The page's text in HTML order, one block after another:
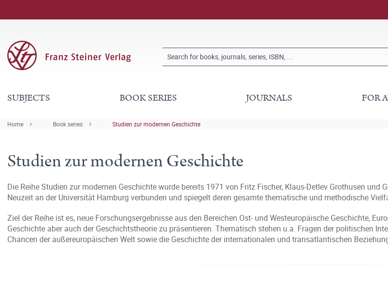
SUBJECTS BOOK SERIES JOURNALS FOR
Home Book series Studien zur modernen Geschichte
Studien zur modernen Geschichte
Die Reihe Studien zur modernen Geschichte wurde bereits 1971 von Fritz Fischer, Klaus-Detlev Grothusen
Neuzeit an der Universität Hamburg verbunden und spiegelt deren gesamte thematische und methodische
Ziel der Reihe ist es, neue Forschungsergebnisse aus den Bereichen Ost- und Westeuropäische Geschichte,
Geschichte aber auch der Geschichtstheorie zu präsentieren. Thematisch stehen u.a. Fragen der politischen
Chancen der außereuropäischen Welt sowie die Geschichte der internationalen und transatlantischen